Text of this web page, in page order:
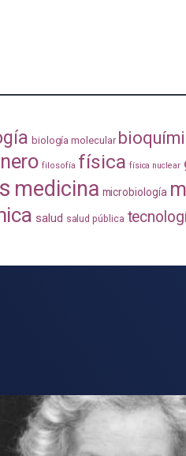
biología molecular
filosofía física física nuclear
medicina microbiología
salud salud pública